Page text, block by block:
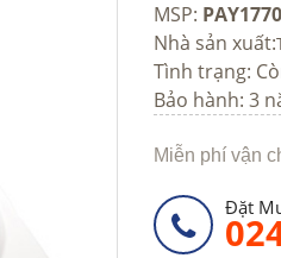
MSP:
Nhà sản xuất:
Tình trạng:
Bảo hành: 3
Miễn phí vận
Đặt